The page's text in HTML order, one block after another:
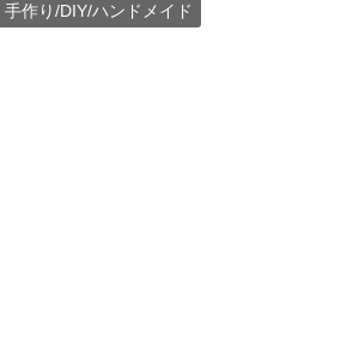
手作り/DIY/ハンドメイド